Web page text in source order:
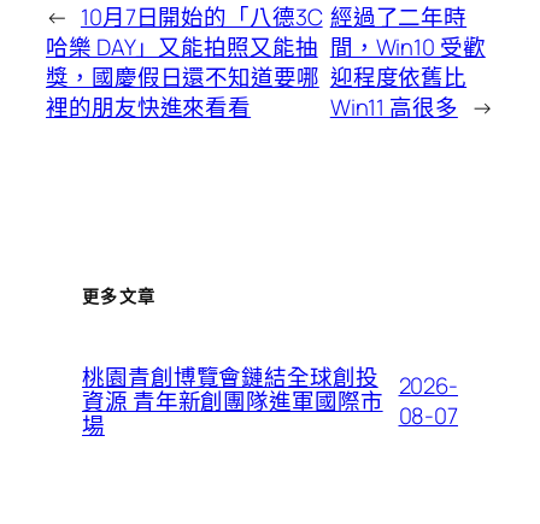
← 10月7日開始的「八德3C
哈樂 DAY」又能拍照又能抽
獎，國慶假日還不知道要哪
裡的朋友快進來看看
經過了二年時
間，Win10 受歡
迎程度依舊比
Win11 高很多 →
更多文章
桃園青創博覽會鏈結全球創投
資源 青年新創團隊進軍國際市
場
2026-
08-07